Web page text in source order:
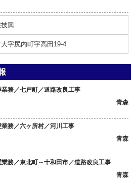
興
字尻内町字高田19-4
務／七戸町／道路改良工事
青森
務／六ヶ所村／河川工事
青森
務／東北町～十和田市／道路改良工事
青森